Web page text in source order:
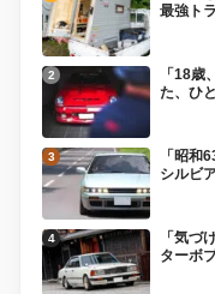
最強ト
「18
た、ひ
「昭和
シルビ
「気づ
ターボ